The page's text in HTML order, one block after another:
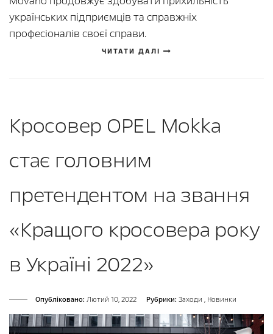
українських підприємців та справжніх
професіоналів своєї справи.
ЧИТАТИ ДАЛІ
Кросовер OPEL Mokka
стає головним
претендентом на звання
«Кращого кросовера року
в Україні 2022»
Опубліковано: Лютий 10, 2022 Рубрики: Заходи , Новинки